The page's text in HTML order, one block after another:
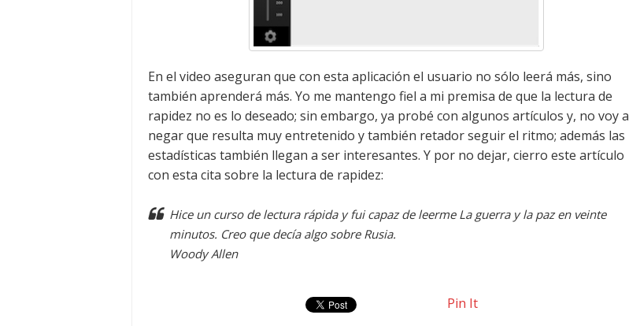
En el video aseguran que con esta aplicación el usuario no sólo leerá más, sino
también aprenderá más. Yo me mantengo fiel a mi premisa de que la lectura de
rapidez no es lo deseado; sin embargo, ya probé con algunos artículos y, no voy a
negar que resulta muy entretenido y también retador seguir el ritmo; además las
estadísticas también llegan a ser interesantes. Y por no dejar, cierro este artículo
con esta cita sobre la lectura de rapidez:
Hice un curso de lectura rápida y fui capaz de leerme La guerra y la paz en veinte
minutos. Creo que decía algo sobre Rusia.
Woody Allen
Pin It